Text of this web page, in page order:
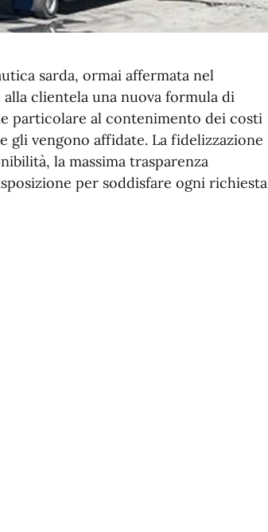
sarda, ormai affermata nel
clientela una nuova formula di
particolare al contenimento dei costi
gli vengono affidate. La fidelizzazione
la massima trasparenza
per soddisfare ogni richiesta